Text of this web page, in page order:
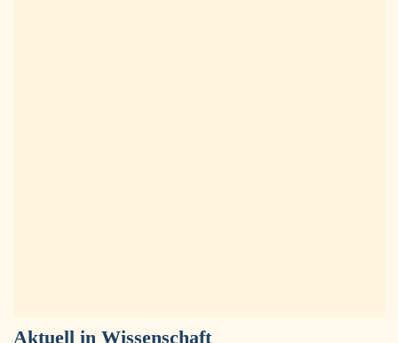
Aktuell in Wissenschaft